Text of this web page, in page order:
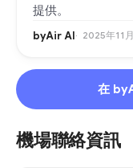
提供。
byAir AI 2025年11
在
機場聯絡資訊